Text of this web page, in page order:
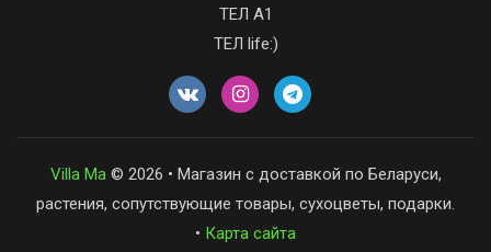
ТЕЛ А1
ТЕЛ life:)
Villa Ma© 2026 • Магазин с доставкой по Беларуси,
растения, сопутствующие товары, сухоцветы, подарки.
• Карта сайта